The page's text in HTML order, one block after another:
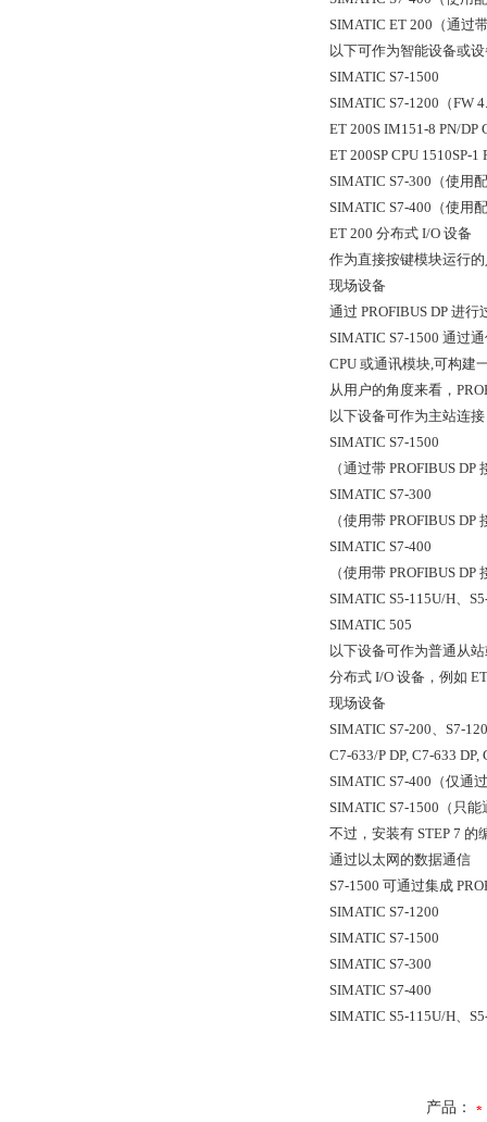
SIMATIC ET 200（通过
以下可作为智能设备或
SIMATIC S7-1500
SIMATIC S7-1200（FW
ET 200S IM151-8 PN/DP
ET 200SP CPU 1510SP-1
SIMATIC S7-300（使用
SIMATIC S7-400（使用
ET 200 分布式 I/O 设备
作为直接按键模块运行
现场设备
通过 PROFIBUS DP 进行
SIMATIC S7-1500 通过
CPU 或通讯模块,可构建
从用户的角度来看，
以下设备可作为主站连
SIMATIC S7-1500
（通过带 PROFIBUS
SIMATIC S7-300
（使用带 PROFIBUS DP
SIMATIC S7-400
（使用带 PROFIBUS DP
SIMATIC S5-115U/H、
SIMATIC 505
以下设备可作为普通从
分布式 I/O 设备，例如
现场设备
SIMATIC S7-200、S7-
C7-633/P DP, C7-633 DP,
SIMATIC S7-400（仅通
SIMATIC S7-1500（只
不过，安装有 STEP 7 的
通过以太网的数据通信
S7-1500 可通过集成
SIMATIC S7-1200
SIMATIC S7-1500
SIMATIC S7-300
SIMATIC S7-400
SIMATIC S5-115U/H、
产品：